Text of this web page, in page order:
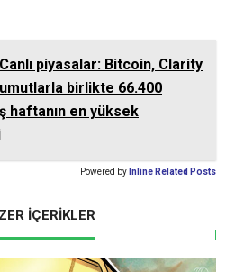
Canlı piyasalar: Bitcoin, Clarity
birlikte 66.400
haftanın en yüksek
Powered by Inline Related Posts
İÇERİKLER